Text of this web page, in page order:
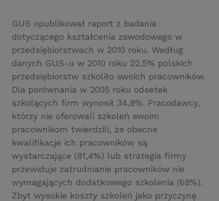
GUS opublikował raport z badania
dotyczącego kształcenia zawodowego w
przedsiębiorstwach w 2010 roku. Według
danych GUS-u w 2010 roku 22,5% polskich
przedsiębiorstw szkoliło swoich pracowników.
Dla porównania w 2005 roku odsetek
szkolących firm wynosił 34,8%. Pracodawcy,
którzy nie oferowali szkoleń swoim
pracownikom twierdzili, że obecne
kwalifikacje ich pracowników są
wystarczające (81,4%) lub strategia firmy
przewiduje zatrudnianie pracowników nie
wymagających dodatkowego szkolenia (68%).
Zbyt wysokie koszty szkoleń jako przyczynę